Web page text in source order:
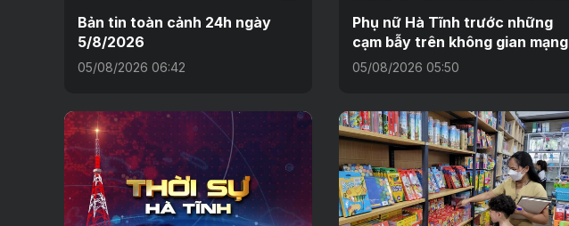
Bản tin toàn cảnh 24h ngày
5/8/2026
05/08/2026 06:42
Phụ nữ Hà Tĩnh trước những
cạm bẫy trên không gian mạng
05/08/2026 05:50